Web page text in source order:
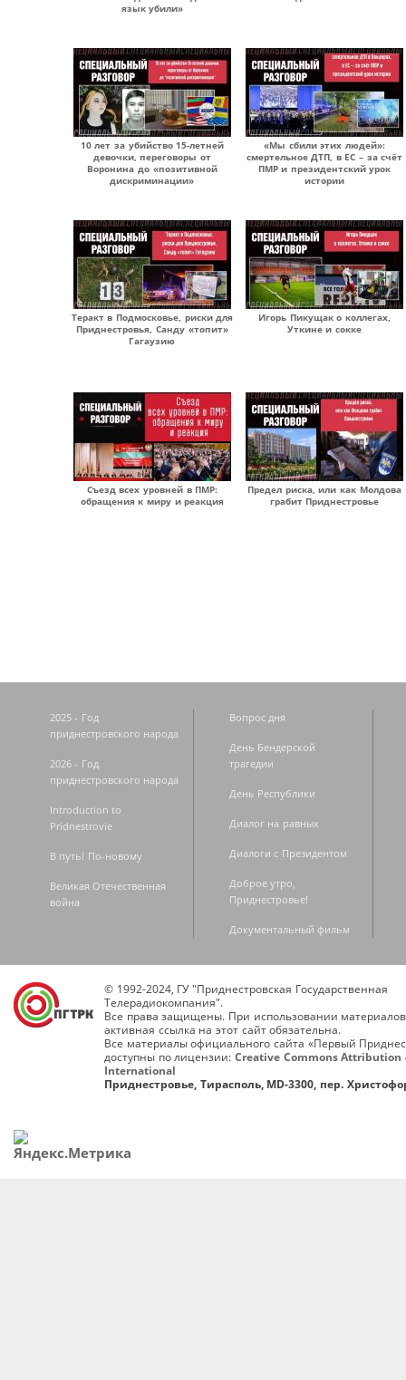
язык убили»
10 лет за убийство 15-летней
девочки, переговоры от
Воронина до «позитивной
дискриминации»
«Мы сбили этих людей»:
смертельное ДТП, в ЕС – за счёт
ПМР и президентский урок
истории
Теракт в Подмосковье, риски для
Приднестровья, Санду «топит»
Гагаузию
Игорь Пикущак о коллегах,
Уткине и сокке
Съезд всех уровней в ПМР:
обращения к миру и реакция
Предел риска, или как Молдова
грабит Приднестровье
2025 - Год
приднестровского народа
2026 - Год
приднестровского народа
Introduction to
Pridnestrovie
В путь! По-новому
Великая Отечественная
война
Вопрос дня
День Бендерской
трагедии
День Республики
Диалог на равных
Диалоги с Президентом
Доброе утро,
Приднестровье!
Документальный фильм
© 1992-2024, ГУ "Приднестровская Государственная
Телерадиокомпания".
Все права защищены. При использовании
активная ссылка на этот сайт обязательна.
Все материалы официального сайта «Первый
доступны по лицензии: Creative Commons Attribution
International
Приднестровье, Тирасполь, MD-3300, пер.